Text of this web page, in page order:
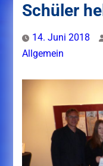
Schüler
14. Juni 2018
Allgemein